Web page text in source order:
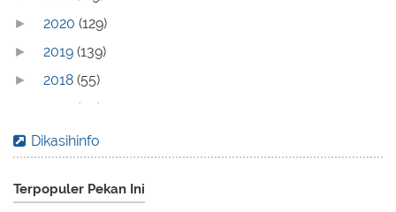
► 2020 (129)
► 2019 (139)
► 2018 (55)
(70)
► 2016(83)
► 2014(44)
Dikasihinfo
Terpopuler Pekan Ini